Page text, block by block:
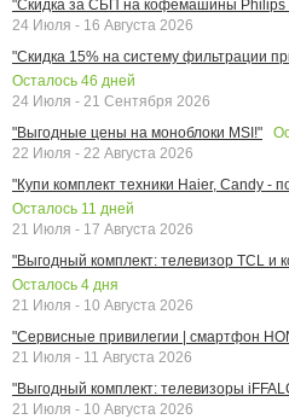
"Скидка за СБП на кофемашины Philips
24 Июля - 16 Августа 2026
"Скидка 15% на систему фильтрации
Осталось 46 дней
24 Июля - 21 Сентября 2026
"Выгодные цены на моноблоки MSI!"
22 Июля - 22 Августа 2026
"Купи комплект техники Haier, Candy -
Осталось 11 дней
21 Июля - 17 Августа 2026
"Выгодный комплект: телевизор TCL и
Осталось 4 дня
21 Июля - 10 Августа 2026
"Сервисные привилегии | смартфон
21 Июля - 11 Августа 2026
"Выгодный комплект: телевизоры
21 Июля - 10 Августа 2026